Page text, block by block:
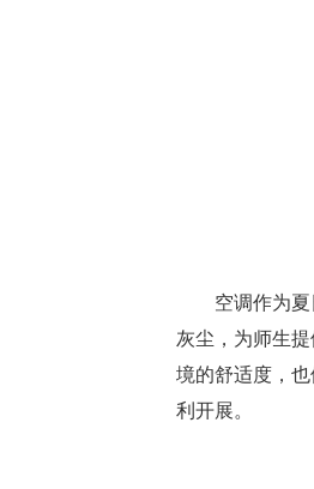
空调作为
灰尘，为师生
境的舒适度，
利开展。